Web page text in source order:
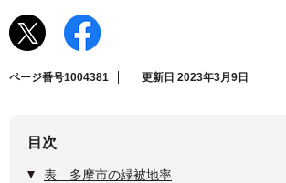
ページ番号1004381 更新日 2023年3月9日
目次
表 多摩市の緑被地率